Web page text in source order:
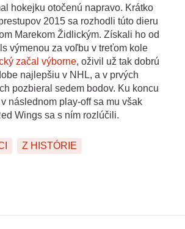
hokejku otočenú napravo. Krátko
2015 sa rozhodli túto dieru
Marekom Židlickým. Získali ho od
výmenou za voľbu v treťom kole
začal výborne, oživil už tak dobrú
najlepšiu v NHL, a v prvých
pozbieral sedem bodov. Ku koncu
následnom play-off sa mu však
Wings sa s ním rozlúčili.
Z HISTÓRIE